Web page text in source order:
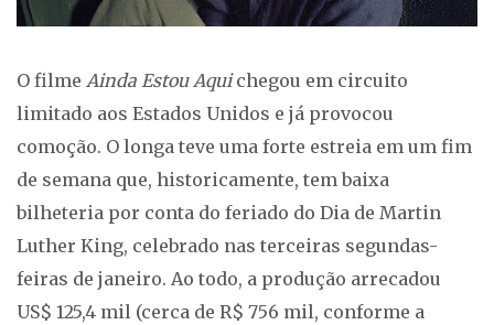
O filme Ainda Estou Aquichegou em circuito
limitado aos Estados Unidos e já provocou
comoção. O longa teve uma forte estreia em um fim
de semana que, historicamente, tem baixa
bilheteria por conta do feriado do Dia de Martin
Luther King, celebrado nas terceiras segundas-
feiras de janeiro. Ao todo, a produção arrecadou
US$ 125,4 mil (cerca de R$ 756 mil, conforme a